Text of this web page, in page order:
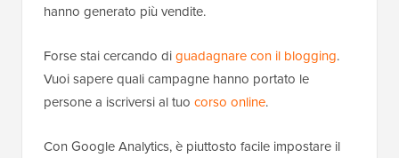
hanno generato più vendite.
Forse stai cercando diguadagnare con il blogging.
Vuoi sapere quali campagne hanno portato le
persone a iscriversi al tuo corso online.
Con Google Analytics, è piuttosto facile impostare il